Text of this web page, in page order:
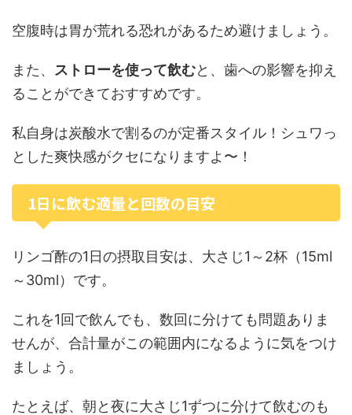
空腹時は胃が荒れる恐れがあるため避けましょう。
また、 ストローを使って飲むと、歯への影響を抑え
ることができておすすめです。
私自身は炭酸水で割るのが定番スタイル！シュワっ
とした爽快感がクセになりますよ〜！
1日に飲む適量と回数の目安
リンゴ酢の1日の摂取目安は、大さじ1～2杯（15ml
～30ml）です。
これを1回で飲んでも、数回に分けても問題ありま
せんが、合計量がこの範囲内になるように気をつけ
ましょう。
たとえば、朝と夜に大さじ1ずつに分けて飲むのも